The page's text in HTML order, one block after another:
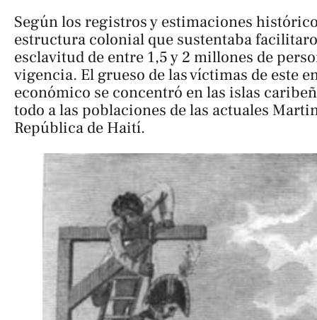
Según los registros y estimaciones
estructura colonial que sustentaba
esclavitud de entre 1,5 y 2 millones de
vigencia. El grueso de las víctimas de este
económico se concentró en las islas
todo a las poblaciones de las actuales
República de Haití.